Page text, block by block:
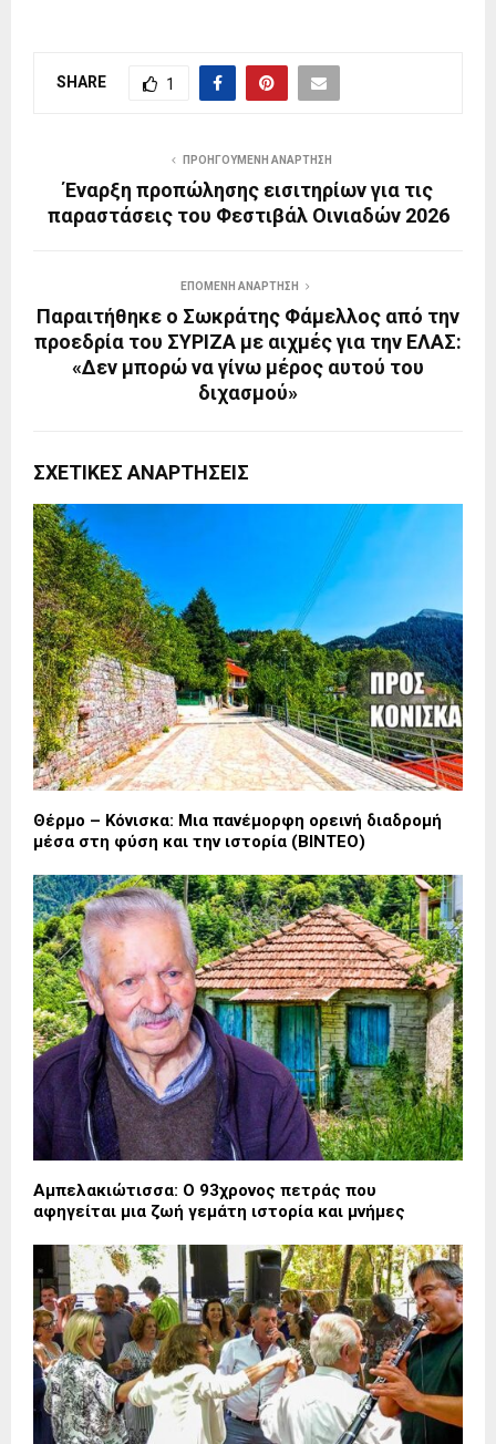
SHARE 1
ΠΡΟΗΓΟΎΜΕΝΗ ΑΝΆΡΤΗΣΗ
Έναρξη προπώλησης εισιτηρίων για τις
παραστάσεις του Φεστιβάλ Οινιαδών 2026
ΕΠΌΜΕΝΗ ΑΝΆΡΤΗΣΗ
Παραιτήθηκε ο Σωκράτης Φάμελλος από την
προεδρία του ΣΥΡΙΖΑ με αιχμές για την ΕΛΑΣ:
«Δεν μπορώ να γίνω μέρος αυτού του
διχασμού»
ΣΧΕΤΙΚΈΣ ΑΝΑΡΤΉΣΕΙΣ
Θέρμο – Κόνισκα: Μια πανέμορφη ορεινή διαδρομή
μέσα στη φύση και την ιστορία (ΒΙΝΤΕΟ)
Αμπελακιώτισσα: Ο 93χρονος πετράς που
αφηγείται μια ζωή γεμάτη ιστορία και μνήμες